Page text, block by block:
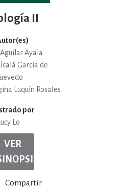
II
Ayala
García de
Luquín Rosales
por
Lucy Lo
VER
Compartir